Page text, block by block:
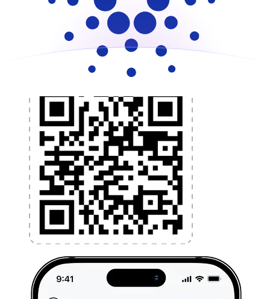
programmez des alertes de taux et transférez de
l'argent à l'étranger sans frais cachés. Téléchargez
l'application dès aujourd'hui !